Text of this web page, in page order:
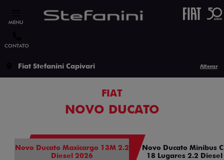
MENU
CONTATO
Fiat Stefanini Capivari Alterar
FIAT
NOVO DUCATO
Novo Ducato Maxicargo 13M 2.2
Diesel 2026
Novo Ducato Minibus
18 Lugares 2.2